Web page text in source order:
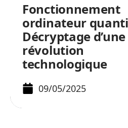
Fonctionnement
ordinateur
Décryptage d’une
révolution
technologique
09/05/2025